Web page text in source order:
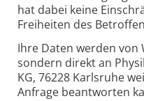
hat dabei keine
Freiheiten des
Ihre Daten werden von
sondern direkt an
KG, 76228 Karlsruhe
Anfrage beantworten